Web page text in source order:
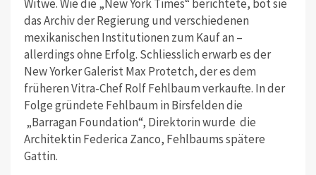
Witwe. Wie die „New York Times“ berichtete, bot sie
das Archiv der Regierung und verschiedenen
mexikanischen Institutionen zum Kauf an –
allerdings ohne Erfolg. Schliesslich erwarb es der
New Yorker Galerist Max Protetch, der es dem
früheren Vitra-Chef Rolf Fehlbaum verkaufte. In der
Folge gründete Fehlbaum in Birsfelden die
„Barragan Foundation“, Direktorin wurde die
Architektin Federica Zanco, Fehlbaums spätere
Gattin.